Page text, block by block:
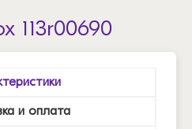
113r00690
и оплата